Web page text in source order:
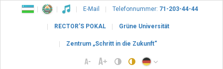
E-Mail Telefonnummer: 71-203-44-44
RECTOR’S POKAL Grüne Universität
Zentrum „Schritt in die Zukunft“